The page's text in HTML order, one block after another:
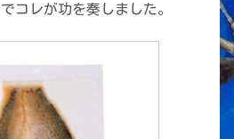
コレが功を奏しました。